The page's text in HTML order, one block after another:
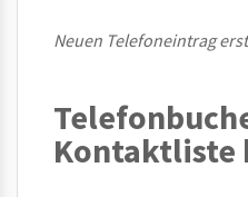
Neuen Telefoneintrag
Kontaktliste